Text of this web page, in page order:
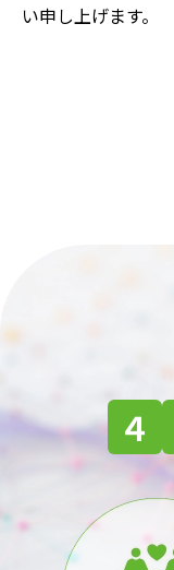
い申し上げます。
４